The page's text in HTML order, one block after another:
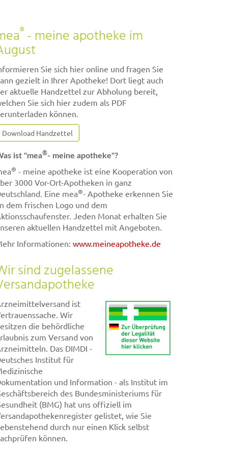
® - meine apotheke im
Sie sich hier online und fragen Sie
gezielt in Ihrer Apotheke! Dort liegt auch
aktuelle Handzettel zur Abholung bereit,
Sie sich hier zudem als PDF
können.
Download Handzettel
ist "mea®- meine apotheke"?
® - meine apotheke ist eine Kooperation von
3000 Vor-Ort-Apotheken in ganz
Eine mea®- Apotheke erkennen Sie
dem frischen Logo und dem
Jeden Monat erhalten Sie
aktuellen Handzettel mit Angeboten.
Informationen: www.meineapotheke.de
sind zugelassene
ist
Wir
die behördliche
zum Versand von
Das DIMDI -
Institut für
und Information - als Institut im
des Bundesministeriums für
(BMG) hat uns offiziell im
gelistet, wie Sie
durch nur einen Klick selbst
können.